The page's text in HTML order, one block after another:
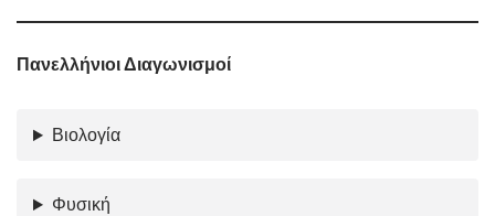
Πανελλήνιοι Διαγωνισμοί
Βιολογία
Φυσική